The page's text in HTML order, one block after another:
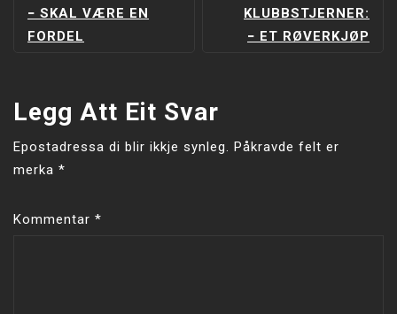
− SKAL VÆRE EN
FORDEL
KLUBBSTJERNER:
− ET RØVERKJØP
Legg Att Eit Svar
Epostadressa di blir ikkje synleg. Påkravde felt er
merka *
Kommentar *